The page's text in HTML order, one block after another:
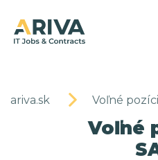
ariva.sk Voľné
Voľné